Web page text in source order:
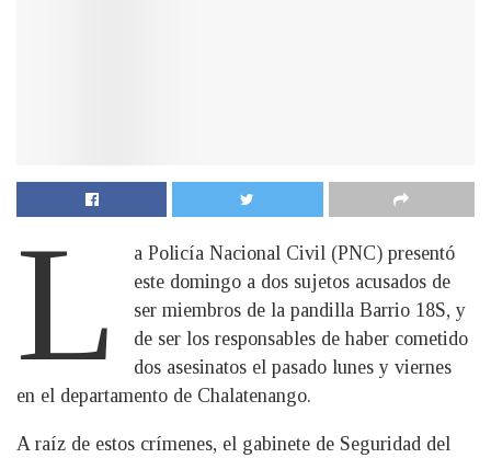
L
a Policía Nacional Civil (PNC) presentó
este domingo a dos sujetos acusados de
ser miembros de la pandilla Barrio 18S, y
de ser los responsables de haber cometido
dos asesinatos el pasado lunes y viernes
en el departamento de Chalatenango.
A raíz de estos crímenes, el gabinete de Seguridad del